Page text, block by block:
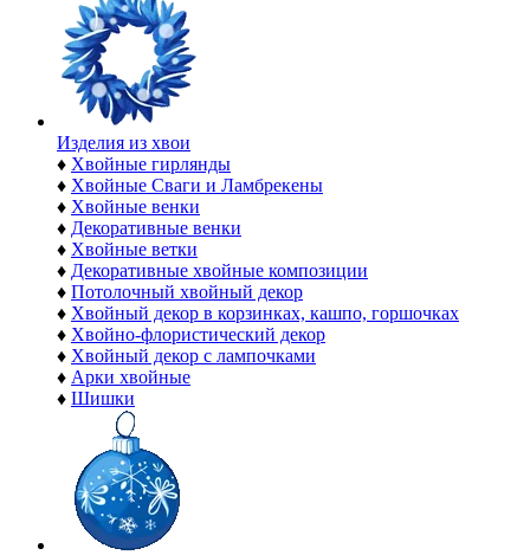
Изделия из хвои
♦ Хвойные гирлянды
♦ Хвойные Сваги и Ламбрекены
♦ Хвойные венки
♦ Декоративные венки
♦ Хвойные ветки
♦ Декоративные хвойные композиции
♦ Потолочный хвойный декор
♦ Хвойный декор в корзинках, кашпо, горшочках
♦ Хвойно-флористический декор
♦ Хвойный декор с лампочками
♦ Арки хвойные
♦ Шишки